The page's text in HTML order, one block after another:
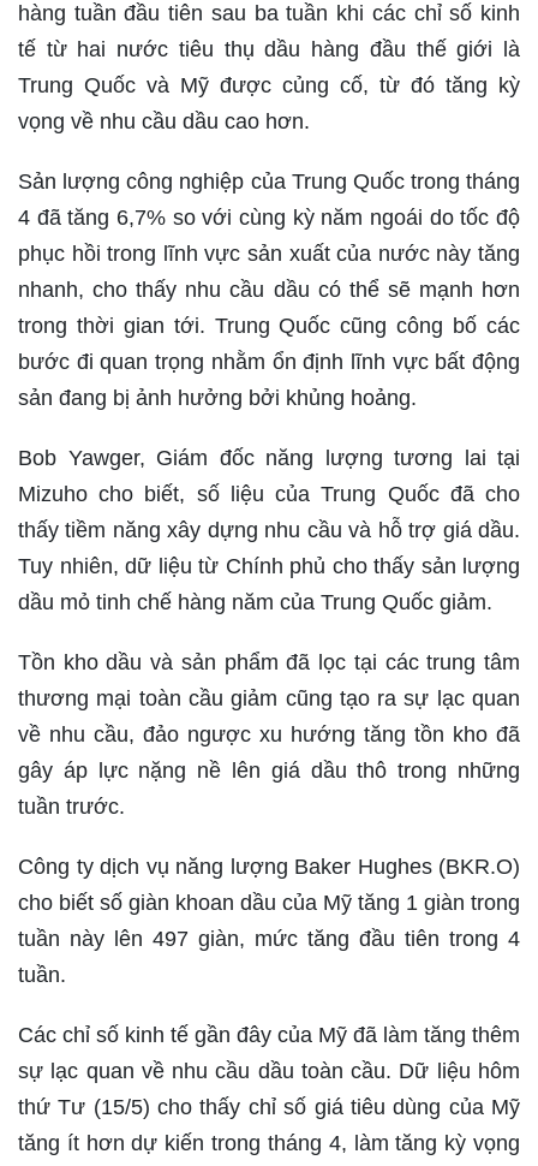
hàng tuần đầu tiên sau ba tuần khi các chỉ số kinh
tế từ hai nước tiêu thụ dầu hàng đầu thế giới là
Trung Quốc và Mỹ được củng cố, từ đó tăng kỳ
vọng về nhu cầu dầu cao hơn.
Sản lượng công nghiệp của Trung Quốc trong tháng
4 đã tăng 6,7% so với cùng kỳ năm ngoái do tốc độ
phục hồi trong lĩnh vực sản xuất của nước này tăng
nhanh, cho thấy nhu cầu dầu có thể sẽ mạnh hơn
trong thời gian tới. Trung Quốc cũng công bố các
bước đi quan trọng nhằm ổn định lĩnh vực bất động
sản đang bị ảnh hưởng bởi khủng hoảng.
Bob Yawger, Giám đốc năng lượng tương lai tại
Mizuho cho biết, số liệu của Trung Quốc đã cho
thấy tiềm năng xây dựng nhu cầu và hỗ trợ giá dầu.
Tuy nhiên, dữ liệu từ Chính phủ cho thấy sản lượng
dầu mỏ tinh chế hàng năm của Trung Quốc giảm.
Tồn kho dầu và sản phẩm đã lọc tại các trung tâm
thương mại toàn cầu giảm cũng tạo ra sự lạc quan
về nhu cầu, đảo ngược xu hướng tăng tồn kho đã
gây áp lực nặng nề lên giá dầu thô trong những
tuần trước.
Công ty dịch vụ năng lượng Baker Hughes (BKR.O)
cho biết số giàn khoan dầu của Mỹ tăng 1 giàn trong
tuần này lên 497 giàn, mức tăng đầu tiên trong 4
tuần.
Các chỉ số kinh tế gần đây của Mỹ đã làm tăng thêm
sự lạc quan về nhu cầu dầu toàn cầu. Dữ liệu hôm
thứ Tư (15/5) cho thấy chỉ số giá tiêu dùng của Mỹ
tăng ít hơn dự kiến trong tháng 4, làm tăng kỳ vọng